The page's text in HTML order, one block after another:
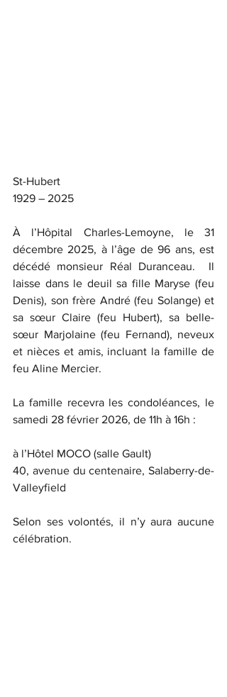
St-Hubert
1929 – 2025
À l’Hôpital Charles-Lemoyne, le 31
décembre 2025, à l’âge de 96 ans, est
décédé monsieur Réal Duranceau.  Il
laisse dans le deuil sa fille Maryse (feu
Denis), son frère André (feu Solange) et
sa sœur Claire (feu Hubert), sa belle-
sœur Marjolaine (feu Fernand), neveux
et nièces et amis, incluant la famille de
feu Aline Mercier.
La famille recevra les condoléances, le
samedi 28 février 2026, de 11h à 16h :
à l’Hôtel MOCO (salle Gault)
40, avenue du centenaire, Salaberry-de-
Valleyfield
Selon ses volontés, il n’y aura aucune
célébration.